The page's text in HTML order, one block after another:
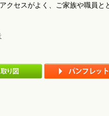
クセスがよく、ご家族や職員と